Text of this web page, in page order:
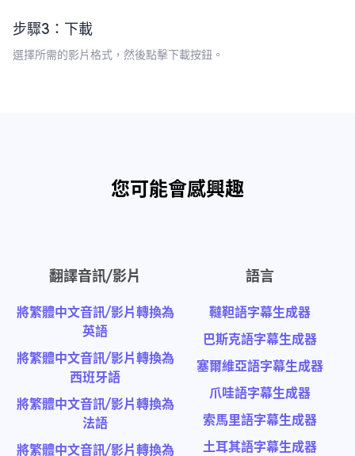
步驟3：下載
選擇所需的影片格式，然後點擊下載按鈕。
您可能會感興趣
翻譯音訊/影片
將繁體中文音訊/影片轉換為
英語
將繁體中文音訊/影片轉換為
西班牙語
將繁體中文音訊/影片轉換為
法語
將繁體中文音訊/影片轉換為
語言
韃靼語字幕生成器
巴斯克語字幕生成器
塞爾維亞語字幕生成器
爪哇語字幕生成器
索馬里語字幕生成器
土耳其語字幕生成器